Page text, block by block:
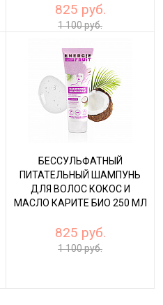
825 руб.
1 100 руб.
БЕССУЛЬФАТНЫЙ
ПИТАТЕЛЬНЫЙ ШАМПУНЬ
ДЛЯ ВОЛОС КОКОС И
МАСЛО КАРИТЕ БИО 250 МЛ
825 руб.
1 100 руб.